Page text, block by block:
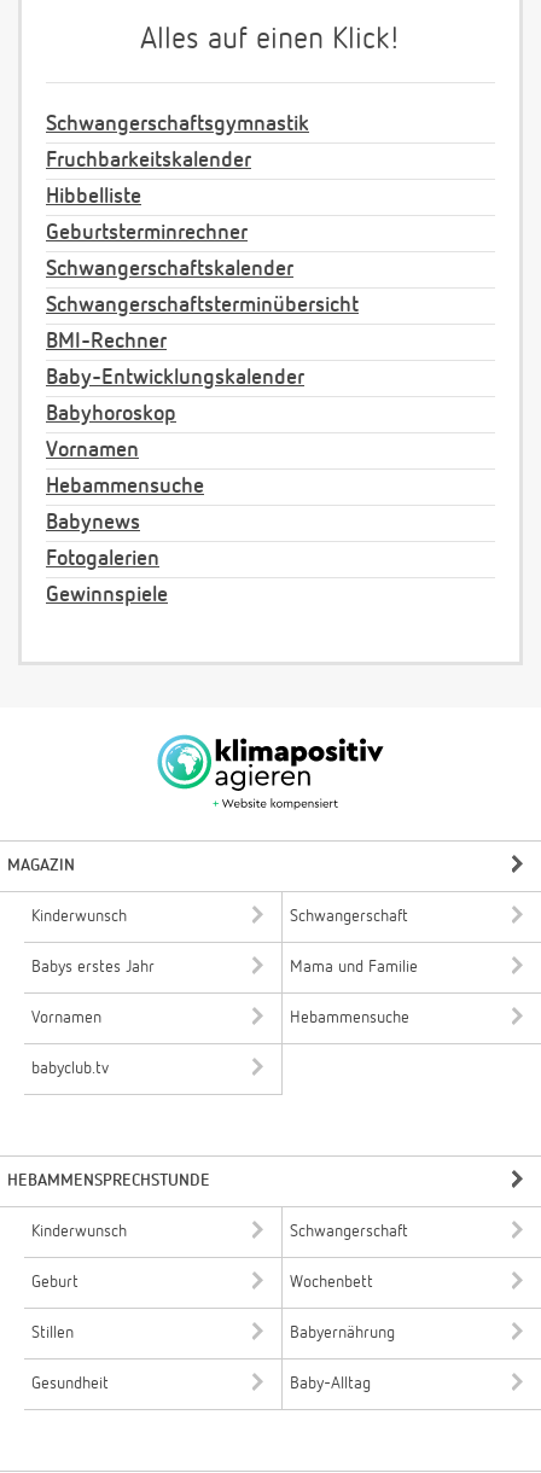
Alles auf einen Klick!
Schwangerschaftsgymnastik
Fruchbarkeitskalender
Hibbelliste
Geburtsterminrechner
Schwangerschaftskalender
Schwangerschaftsterminübersicht
BMI-Rechner
Baby-Entwicklungskalender
Babyhoroskop
Vornamen
Hebammensuche
Babynews
Fotogalerien
Gewinnspiele
MAGAZIN
Kinderwunsch Schwangerschaft
Babys erstes Jahr Mama und Familie
Vornamen Hebammensuche
babyclub.tv
HEBAMMENSPRECHSTUNDE
Kinderwunsch Schwangerschaft
Geburt Wochenbett
Stillen Babyernährung
Gesundheit Baby-Alltag